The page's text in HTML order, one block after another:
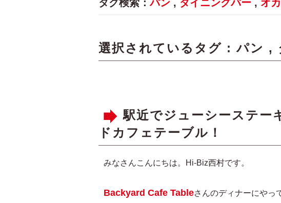
タグ検索：パン , ダイニングバー , オ
選択されているタグ :パン ,
駅近でジューシーステー
ドカフェテーブル！
みなさんこんにちは。Hi-Biz西村です。
Backyard Cafe Tableさんのディナーにやっ